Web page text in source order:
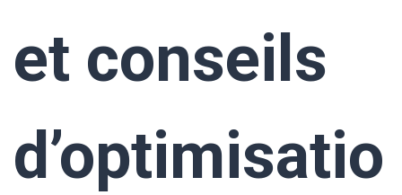
et conseils
d’optimisatio